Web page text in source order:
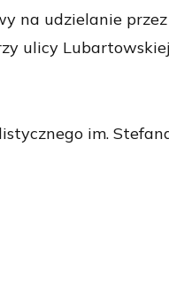
na udzielanie
ulicy
im.